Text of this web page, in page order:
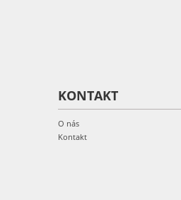
KONTAKT
O nás
Kontakt